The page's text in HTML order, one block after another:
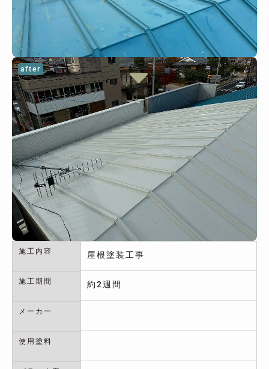
after
施工内容 屋根塗装工事
施工期間 約2週間
メーカー
使用塗料